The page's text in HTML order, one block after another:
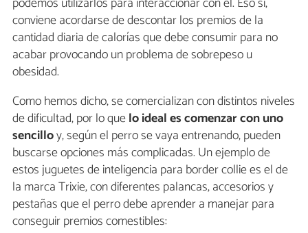
conviene acordarse de descontar los premios de la
cantidad diaria de calorías que debe consumir para no
acabar provocando un problema de sobrepeso u
obesidad.
Como hemos dicho, se comercializan con distintos niveles
de dificultad, por lo quelo ideal es comenzar con uno
sencilloy, según el perro se vaya entrenando, pueden
buscarse opciones más complicadas. Un ejemplo de
estos juguetes de inteligencia para border collie es el de
la marca Trixie, con diferentes palancas, accesorios y
pestañas que el perro debe aprender a manejar para
conseguir premios comestibles: